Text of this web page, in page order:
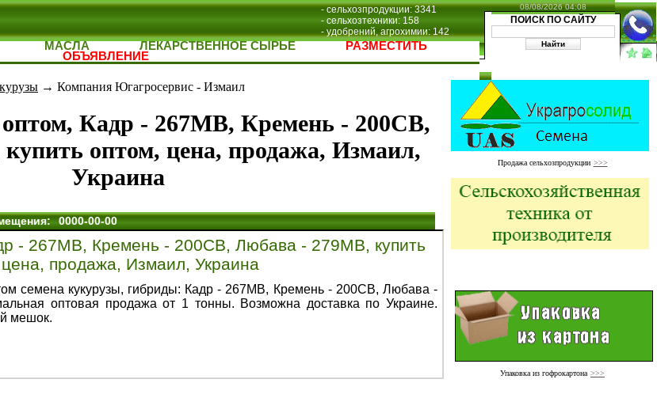
- сельхозпродукции: 3341
- сельхозтехники: 158
- удобрений, агрохимии: 142
08/08/2026 04:08
ПОИСК ПО САЙТУ
МАСЛА ЛЕКАРСТВЕННОЕ СЫРЬЕ РАЗМЕСТИТЬ
ОБЪЯВЛЕНИЕ
→ Компания Югагросервис - Измаил
Кадр - 267МВ, Кремень - 200СВ,
оптом, цена, продажа, Измаил,
Украина
0000-00-00
- 267МВ, Кремень - 200СВ, Любава - 279МВ, купить
продажа, Измаил, Украина
семена кукурузы, гибриды: Кадр - 267МВ, Кремень - 200СВ, Любава -
оптовая продажа от 1 тонны. Возможна доставка по Украине.
мешок.
Продажа сельхозпродукции >>>
Упаковка из гофрокартона >>>